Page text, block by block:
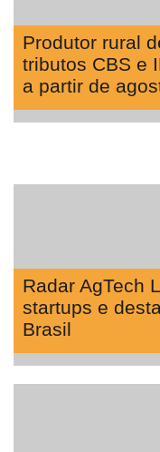
Produtor rural
tributos CBS e
a partir de
Radar AgTech
startups e
Brasil